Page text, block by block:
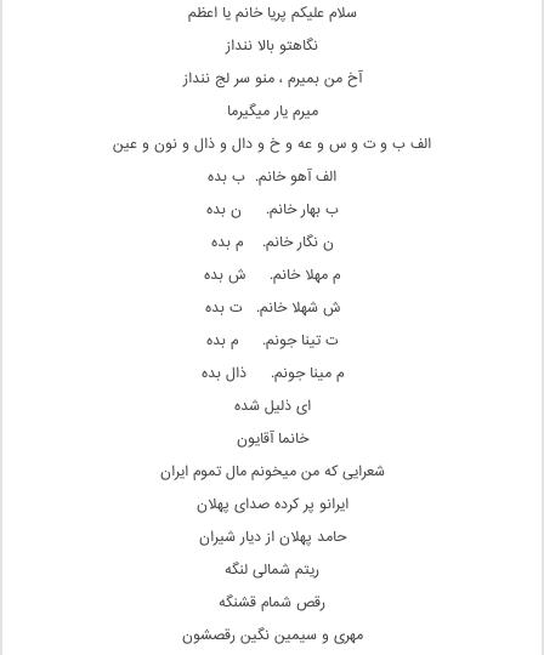
سلام علیکم پریا خانم یا اعظم
نگاهتو بالا ننداز
آخ من بمیرم ، منو سر لج ننداز
میرم یار میگیرما
الف ب و ت و س و عه و خ و دال و ذال و نون و عین
الف آهو خانم. ب بده
ب بهار خانم. ن بده
ن نگار خانم. م بده
م مهلا خانم. ش بده
ش شهلا خانم. ت بده
ت تینا جونم. م بده
م مینا جونم. ذال بده
ای ذلیل شده
خانما آقایون
شعرایی که من میخونم مال تموم ایران
ایرانو پر کرده صدای پهلان
حامد پهلان از دیار شیران
ریتم شمالی لنگه
رقص شمام قشنگه
مهری و سیمین نگین رقصشون